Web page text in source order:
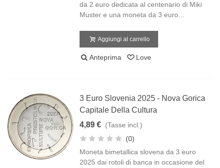
da 2 euro dedicata al centenario di Miki
Muster e una moneta da 3 euro...
Aggiungi al carrello
Anteprima Love
3 Euro Slovenia 2025 - Nova Gorica
Capitale Della Cultura
4,89 € (Tasse incl.)
(0)
Moneta bimetallica slovena da 3 euro
2025 dai rotoli di banca in occasione del